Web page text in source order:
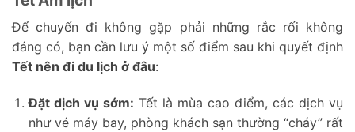
Để chuyến đi không gặp phải những rắc rối không
đáng có, bạn cần lưu ý một số điểm sau khi quyết định
Tết nên đi du lịch ở đâu:
Đặt dịch vụ sớm: Tết là mùa cao điểm, các dịch vụ
như vé máy bay, phòng khách sạn thường “cháy” rất